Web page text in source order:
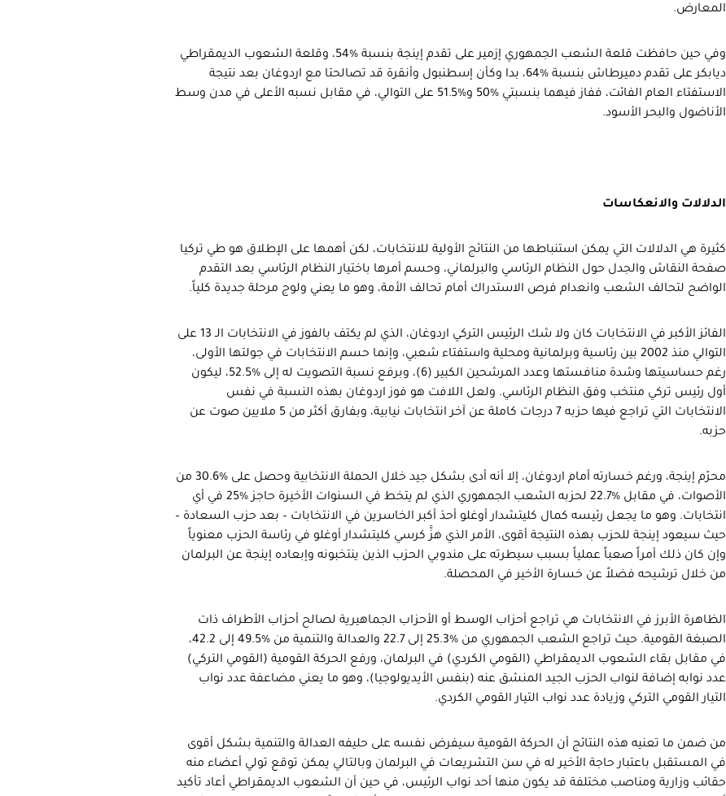
المعارض.
وفي حين حافظت قلعة الشعب الجمهوري إزمير على تقدم إينجة بنسبة %54، وقلعة الشعوب الديمقراطي
ديابكر على تقدم دميرطاش بنسبة %64، بدا وكأن إسطنبول وأنقرة قد تصالحتا مع اردوغان بعد نتيجة
الاستفتاء العام الفائت، ففاز فيهما بنسبتي %50 و%51.5 على التوالي، في مقابل نسبه الأعلى في مدن وسط
الأناضول والبحر الأسود.
الدلالات والانعكاسات
كثيرة هي الدلالات التي يمكن استنباطها من النتائج الأولية للانتخابات، لكن أهمها على الإطلاق هو طي تركيا
صفحة النقاش والجدل حول النظام الرئاسي والبرلماني، وحسم أمرها باختيار النظام الرئاسي بعد التقدم
الواضح لتحالف الشعب وانعدام فرص الاستدراك أمام تحالف الأمة، وهو ما يعني ولوج مرحلة جديدة كلياً.
الفائز الأكبر في الانتخابات كان ولا شك الرئيس التركي اردوغان، الذي لم يكتف بالفوز في الانتخابات الـ 13 على
التوالي منذ 2002 بين رئاسية وبرلمانية ومحلية واستفتاء شعبي، وإنما حسم الانتخابات في جولتها الأولى،
رغم حساسيتها وشدة منافستها وعدد المرشحين الكبير (6)، وبرفع نسبة التصويت له إلى %52.5، ليكون
أول رئيس تركي منتخب وفق النظام الرئاسي. ولعل اللافت هو فوز اردوغان بهذه النسبة في نفس
الانتخابات التي تراجع فيها حزبه 7 درجات كاملة عن آخر انتخابات نيابية، وبفارق أكثر من 5 ملايين صوت عن
حزبه.
محرّم إينجة، ورغم خسارته أمام اردوغان، إلا أنه أدى بشكل جيد خلال الحملة الانتخابية وحصل على %30.6 من
الأصوات، في مقابل %22.7 لحزبه الشعب الجمهوري الذي لم يتخط في السنوات الأخيرة حاجز %25 في أي
انتخابات. وهو ما يجعل رئيسه كمال كليتشدار أوغلو أحدَ أكبر الخاسرين في الانتخابات – بعد حزب السعادة –
حيث سيعود إينجة للحزب بهذه النتيجة أقوى، الأمر الذي هزَّ كرسي كليتشدار أوغلو في رئاسة الحزب معنوياً
وإن كان ذلك أمراً صعباً عملياً بسبب سيطرته على مندوبي الحزب الذين ينتخبونه وإبعاده إينجة عن البرلمان
من خلال ترشيحه فضلاً عن خسارة الأخير في المحصلة.
الظاهرة الأبرز في الانتخابات هي تراجع أحزاب الوسط أو الأحزاب الجماهيرية لصالح أحزاب الأطراف ذات
الصبغة القومية. حيث تراجع الشعب الجمهوري من %25.3 إلى 22.7 والعدالة والتنمية من %49.5 إلى 42.2،
في مقابل بقاء الشعوب الديمقراطي (القومي الكردي) في البرلمان، ورفع الحركة القومية (القومي التركي)
عدد نوابه إضافة لنواب الحزب الجيد المنشق عنه (بنفس الأيديولوجيا)، وهو ما يعني مضاعفة عدد نواب
التيار القومي التركي وزيادة عدد نواب التيار القومي الكردي.
من ضمن ما تعنيه هذه النتائج أن الحركة القومية سيفرض نفسه على حليفه العدالة والتنمية بشكل أقوى
في المستقبل باعتبار حاجة الأخير له في سن التشريعات في البرلمان وبالتالي يمكن توقع تولي أعضاء منه
حقائب وزارية ومناصب مختلفة قد يكون منها أحد نواب الرئيس، في حين أن الشعوب الديمقراطي أعاد تأكيد